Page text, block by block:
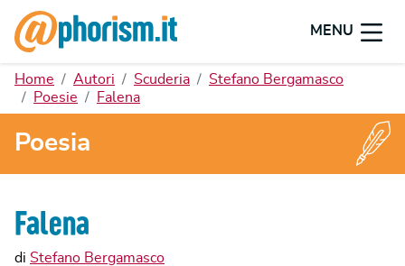
MENU
Home Autori Scuderia
Stefano Bergamasco
Poesie
Falena
Poesia
Falena
di Stefano Bergamasco